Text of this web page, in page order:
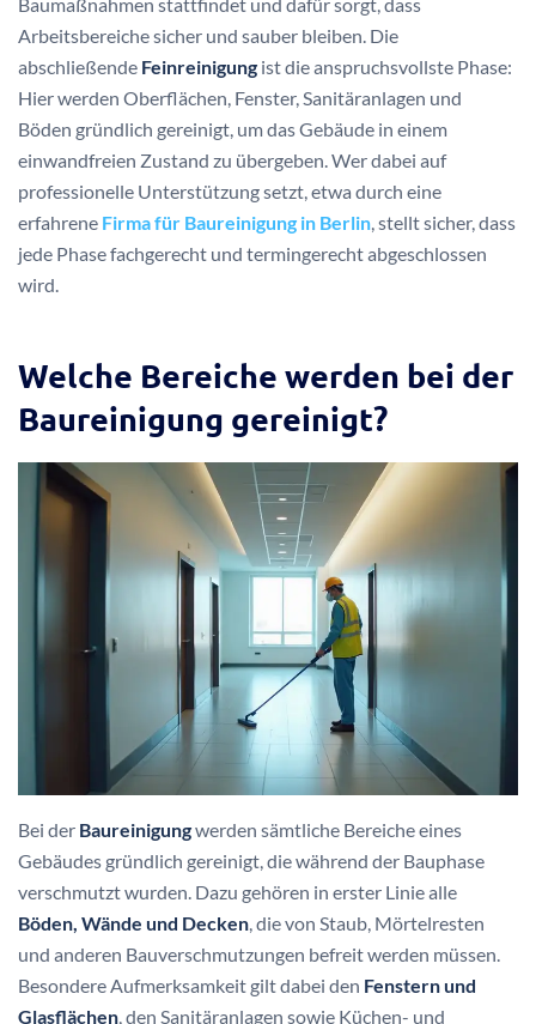
Arbeitsbereiche sicher und sauber bleiben. Die
abschließende Feinreinigung ist die anspruchsvollste Phase:
Hier werden Oberflächen, Fenster, Sanitäranlagen und
Böden gründlich gereinigt, um das Gebäude in einem
einwandfreien Zustand zu übergeben. Wer dabei auf
professionelle Unterstützung setzt, etwa durch eine
erfahrene Firma für Baureinigung in Berlin, stellt sicher, dass
jede Phase fachgerecht und termingerecht abgeschlossen
wird.
Welche Bereiche werden bei der
Baureinigung gereinigt?
Bei der Baureinigungwerden sämtliche Bereiche eines
Gebäudes gründlich gereinigt, die während der Bauphase
verschmutzt wurden. Dazu gehören in erster Linie alle
Böden, Wände und Decken, die von Staub, Mörtelresten
und anderen Bauverschmutzungen befreit werden müssen.
Besondere Aufmerksamkeit gilt dabei den Fenstern und
Glasflächen, den Sanitäranlagen sowie Küchen- und